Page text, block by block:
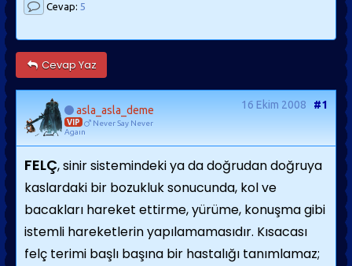
Cevap: 5
Cevap Yaz
asla_asla_deme
VIP
Never Say Never
Agaın
16 Ekim 2008 #1
FELÇ, sinir sistemindeki ya da doğrudan doğruya
kaslardaki bir bozukluk sonucunda, kol ve
bacakları hareket ettirme, yürüme, konuşma gibi
istemli hareketlerin yapılamamasıdır. Kısacası
felç terimi başlı başına bir hastalığı tanımlamaz;